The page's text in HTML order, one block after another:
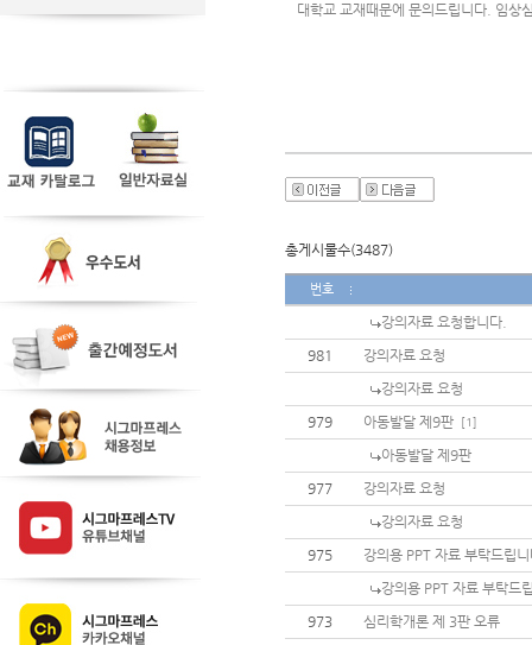
대학교 교재때문에 문의드립니다. 임상
총게시물수(3487)
번호
강의자료 요청합니다.
981
강의자료 요청
강의자료 요청
979
아동발달 제9판 [1]
아동발달 제9판
977
강의자료 요청
강의자료 요청
975
강의용 PPT 자료 부탁드립
강의용 PPT 자료 부탁드
973
심리학개론 제 3판 오류